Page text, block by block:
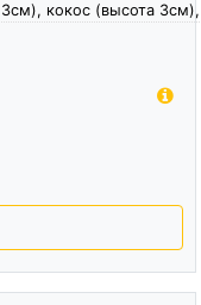
кокос (высота 3см),